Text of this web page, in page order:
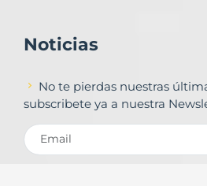
Noticias
No te pierdas nuestras
subscribete ya a nuestra